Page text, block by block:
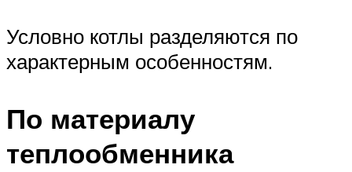
Условно котлы разделяются по
характерным особенностям.
По материалу
теплообменника